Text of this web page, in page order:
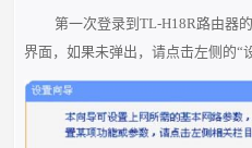
第一次登录到TL-H18R路由器
界面，如果未弹出，请点击左侧的“